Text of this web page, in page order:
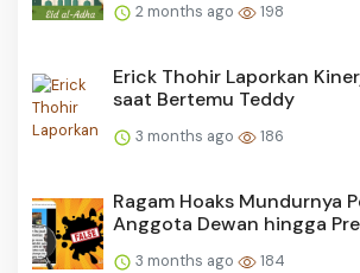
2 months ago 198
Erick Thohir Laporkan
saat Bertemu Teddy
3 months ago 186
Ragam Hoaks Mundurnya
Anggota Dewan hingga
3 months ago 184